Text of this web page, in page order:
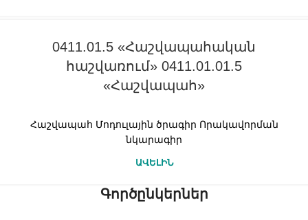
0411.01.5 «Հաշվապահական
հաշվառում» 0411.01.01.5
«Հաշվապահ»
Հաշվապահ Մոդուլային ծրագիր Որակավորման
նկարագիր
ԱՎԵԼԻՆ
Գործընկերներ